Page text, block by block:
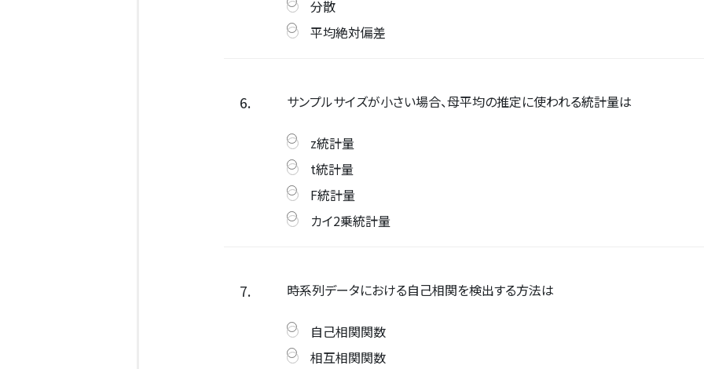
分散
平均絶対偏差
6. サンプルサイズが小さい場合、母平均の推定に使われる統計量は
z統計量
t統計量
F統計量
カイ2乗統計量
7. 時系列データにおける自己相関を検出する方法は
自己相関関数
相互相関関数